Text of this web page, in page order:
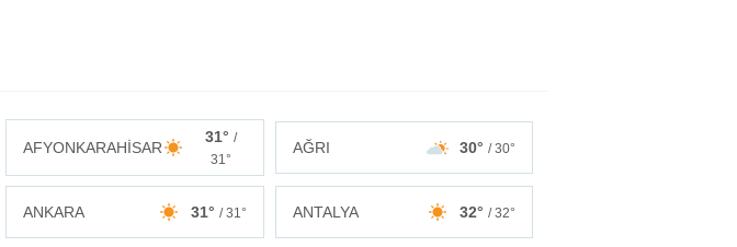
AFYONKARAHİSAR
31° /
31°
AĞRI 30° / 30°
ANKARA 31° / 31° ANTALYA 32° / 32°